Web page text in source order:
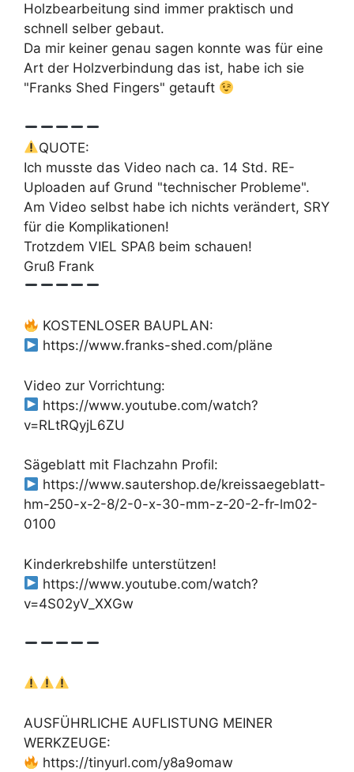
Holzbearbeitung sind immer praktisch und
schnell selber gebaut.
Da mir keiner genau sagen konnte was für eine
Art der Holzverbindung das ist, habe ich sie
"Franks Shed Fingers" getauft
QUOTE:
Ich musste das Video nach ca. 14 Std. RE-
Uploaden auf Grund "technischer Probleme".
Am Video selbst habe ich nichts verändert, SRY
für die Komplikationen!
Trotzdem VIEL SPAß beim schauen!
Gruß Frank
KOSTENLOSER BAUPLAN:
https://www.franks-shed.com/pläne
Video zur Vorrichtung:
https://www.youtube.com/watch?
v=RLtRQyjL6ZU
Sägeblatt mit Flachzahn Profil:
https://www.sautershop.de/kreissaegeblatt-
hm-250-x-2-8/2-0-x-30-mm-z-20-2-fr-lm02-
0100
Kinderkrebshilfe unterstützen!
https://www.youtube.com/watch?
v=4S02yV_XXGw
AUSFÜHRLICHE AUFLISTUNG MEINER
WERKZEUGE:
https://tinyurl.com/y8a9omaw